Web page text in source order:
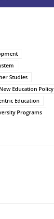
Studies
New Education Policy
Education
Programs